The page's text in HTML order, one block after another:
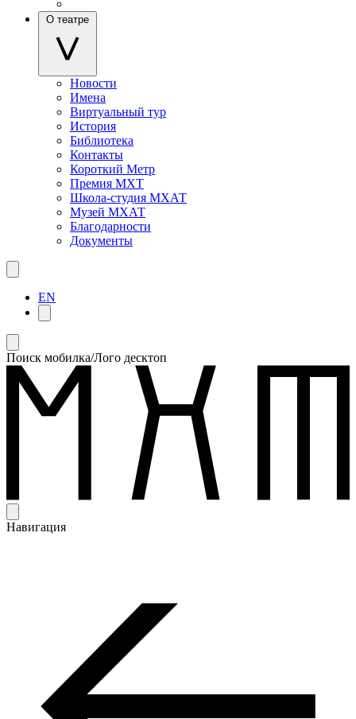
О театре
Новости
Имена
Виртуальный тур
История
Библиотека
Контакты
Короткий Метр
Премия МХТ
Школа-студия МХАТ
Музей МХАТ
Благодарности
Документы
EN
Поиск мобилка/Лого десктоп
Навигация